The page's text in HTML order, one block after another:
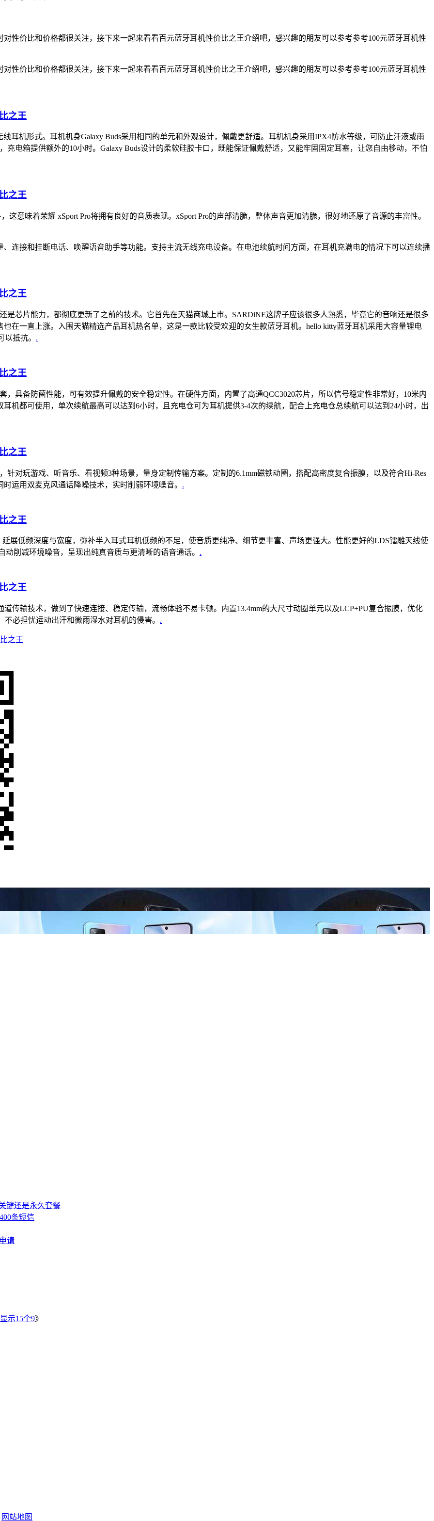
性价比和价格都很关注，接下来一起来看看百元蓝牙耳机性价比之王介绍吧，感兴趣的朋友可以参考参考100元蓝牙耳机性
性价比和价格都很关注，接下来一起来看看百元蓝牙耳机性价比之王介绍吧，感兴趣的朋友可以参考参考100元蓝牙耳机性
线耳机形式。耳机机身Galaxy Buds采用相同的单元和外观设计，佩戴更舒适。耳机机身采用IPX4防水等级，可防止汗液或雨
电箱提供额外的10小时。Galaxy Buds设计的柔软硅胶卡口，既能保证佩戴舒适，又能牢固固定耳塞，让您自由移动，不怕
这意味着荣耀 xSport Pro将拥有良好的音质表现。xSport Pro的声部清脆，整体声音更加清脆，很好地还原了音源的丰富性。
连接和挂断电话、唤醒语音助手等功能。支持主流无线充电设备。在电池续航时间方面，在耳机充满电的情况下可以连续播
是芯片能力，都彻底更新了之前的技术。它首先在天猫商城上市。SARDiNE这牌子应该很多人熟悉，毕竟它的音响还是很多
在一直上涨。入围天猫精选产品耳机热名单，这是一款比较受欢迎的女生款蓝牙耳机。hello kitty蓝牙耳机采用大容量锂电
抵抗。 .
，具备防菌性能，可有效提升佩戴的安全稳定性。在硬件方面，内置了高通QCC3020芯片，所以信号稳定性非常好，10米内
机都可使用，单次续航最高可以达到6小时，且充电仓可为耳机提供3-4次的续航，配合上充电仓总续航可以达到24小时，出
对玩游戏、听音乐、看视频3种场景，量身定制传输方案。定制的6.1mm磁铁动圈，搭配高密度复合振膜，以及符合Hi-Res
运用双麦克风通话降噪技术，实时削弱环境噪音。 .
展低频深度与宽度，弥补半入耳式耳机低频的不足，使音质更纯净、细节更丰富、声场更强大。性能更好的LDS镭雕天线使
削减环境噪音，呈现出纯真音质与更清晰的语音通话。 .
传输技术，做到了快速连接、稳定传输，流畅体验不易卡顿。内置13.4mm的大尺寸动圈单元以及LCP+PU复合振膜，优化
必担忧运动出汗和微雨湿水对耳机的侵害。 .
之王
键还是永久套餐
条短信
请
示15个9》
网站地图